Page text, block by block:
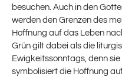
besuchen. Auch in den
werden den Grenzen des
Hoffnung auf das Leben
Grün gilt dabei als die
Ewigkeitssonntags, denn
symbolisiert die Hoffnung